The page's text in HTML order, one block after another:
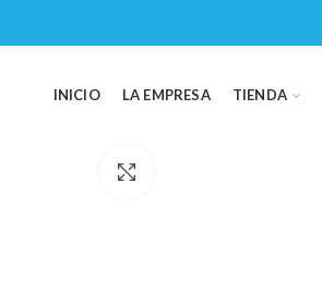
INICIO LA EMPRESA TIENDA